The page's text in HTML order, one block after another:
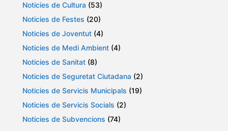
Noticies de Cultura (53)
Noticies de Festes (20)
Noticies de Joventut (4)
Noticies de Medi Ambient (4)
Noticies de Sanitat (8)
Noticies de Seguretat Ciutadana (2)
Noticies de Servicis Municipals (19)
Noticies de Servicis Socials (2)
Noticies de Subvencions (74)